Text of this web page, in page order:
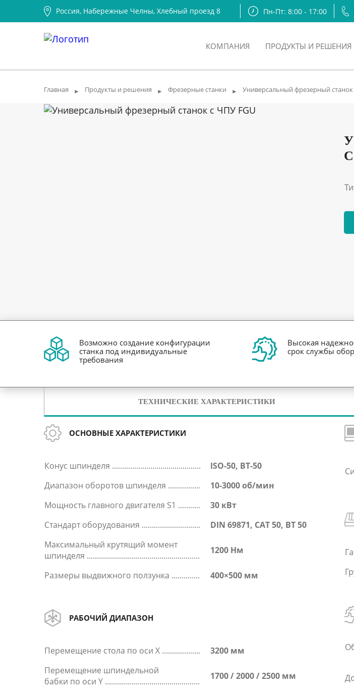
Россия, Набережные Челны, Хлебный проезд 8 Пн-Пт: 8:00 - 17:00
КОМПАНИЯ ПРОДУКТЫ И РЕШЕНИЯ
Главная ► Продукты и решения ► Фрезерные станки ► Универсальный фрезерный станок
Возможно создание конфигурации
станка под индивидуальные
требования
Высокая
срок службы
ТЕХНИЧЕСКИЕ ХАРАКТЕРИСТИКИ
ОСНОВНЫЕ ХАРАКТЕРИСТИКИ
Конус шпинделя
ISO-50, BT-50
Диапазон оборотов шпинделя
10-3000 об/мин
Мощность главного двигателя S1
30 кВт
Стандарт оборудования
DIN 69871, CAT 50, BT 50
Максимальный крутящий момент
шпинделя
1200 Нм
Размеры выдвижного ползунка 400×500 мм
РАБОЧИЙ ДИАПАЗОН
Перемещение стола по оси X
3200 мм
Перемещение шпиндельной
бабки по оси Y
1700 / 2000 / 2500 мм